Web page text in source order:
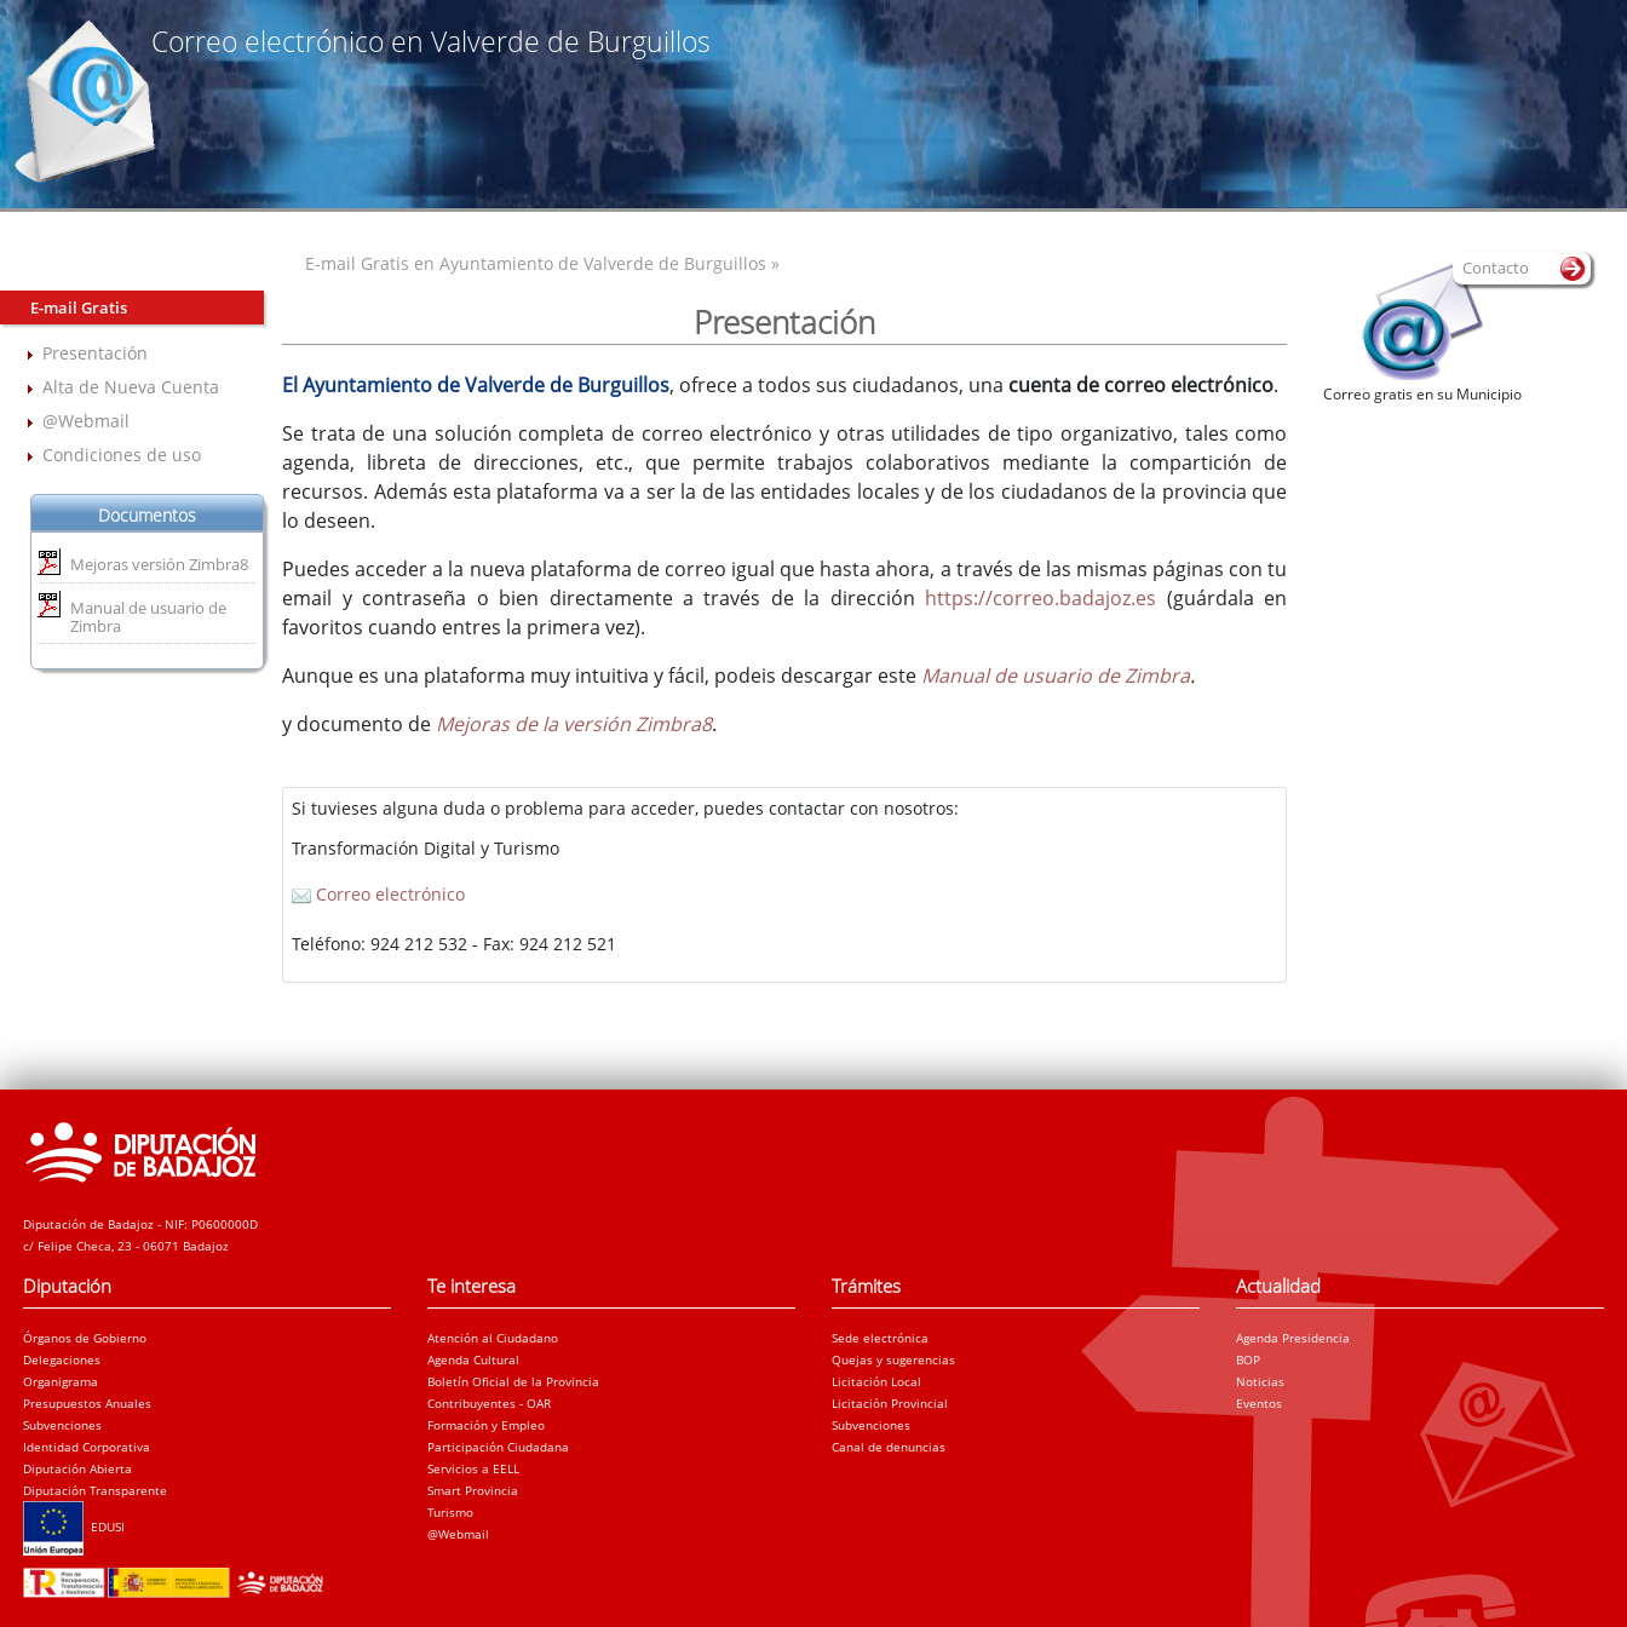
Correo electrónico en Valverde de Burguillos
E-mail Gratis
Presentación
Alta de Nueva Cuenta
@Webmail
Condiciones de uso
Documentos
Mejoras versión Zimbra8
Manual de usuario de
Zimbra
E-mail Gratis en Ayuntamiento de Valverde de Burguillos »
Presentación
El Ayuntamiento de Valverde de Burguillos, ofrece a todos sus ciudadanos, una cuenta de correo electrónico.
Se trata de una solución completa de correo electrónico y otras utilidades de tipo organizativo, tales como
agenda, libreta de direcciones, etc., que permite trabajos colaborativos mediante la compartición de
recursos. Además esta plataforma va a ser la de las entidades locales y de los ciudadanos de la provincia que
lo deseen.
Puedes acceder a la nueva plataforma de correo igual que hasta ahora, a través de las mismas páginas con tu
email y contraseña o bien directamente a través de la dirección https://correo.badajoz.es (guárdala en
favoritos cuando entres la primera vez).
Aunque es una plataforma muy intuitiva y fácil, podeis descargar este Manual de usuario de Zimbra.
y documento de Mejoras de la versión Zimbra8.
Si tuvieses alguna duda o problema para acceder, puedes contactar con nosotros:
Transformación Digital y Turismo
Correo electrónico
Teléfono: 924 212 532 - Fax: 924 212 521
Contacto
Correo gratis en su Municipio
Diputación de Badajoz - NIF: P0600000D
c/ Felipe Checa, 23 - 06071 Badajoz
Diputación
Órganos de Gobierno
Delegaciones
Organigrama
Presupuestos Anuales
Subvenciones
Identidad Corporativa
Diputación Abierta
Diputación Transparente
EDUSI
Te interesa
Atención al Ciudadano
Agenda Cultural
Boletín Oficial de la Provincia
Contribuyentes - OAR
Formación y Empleo
Participación Ciudadana
Servicios a EELL
Smart Provincia
Turismo
@Webmail
Trámites
Sede electrónica
Quejas y sugerencias
Licitación Local
Licitación Provincial
Subvenciones
Canal de denuncias
Actualidad
Agenda Presidencia
BOP
Noticias
Eventos